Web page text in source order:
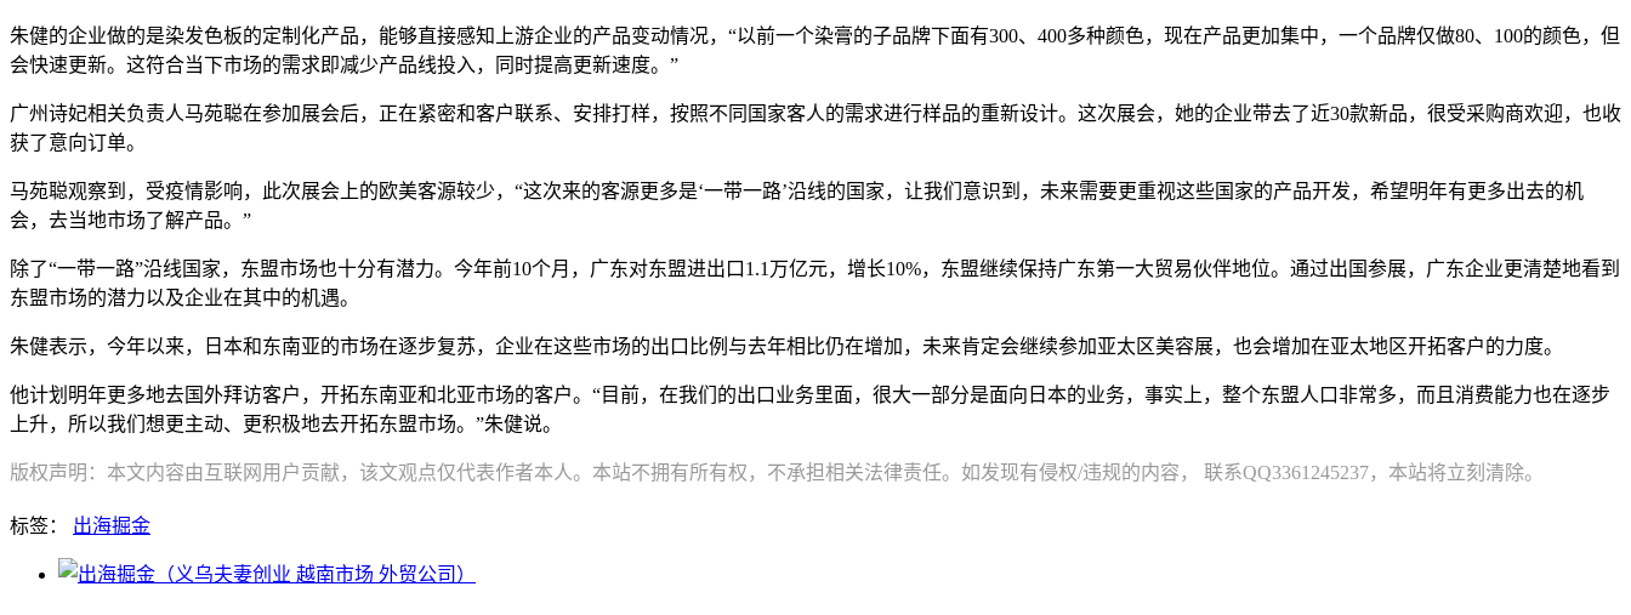
朱健的企业做的是染发色板的定制化产品，能够直接感知上游企业的产品变动情况，“以前一个染膏的子品牌下面有300、400多种颜色，现在产品更加集中，一个品牌仅做80、100的颜色，但
会快速更新。这符合当下市场的需求即减少产品线投入，同时提高更新速度。”
广州诗妃相关负责人马苑聪在参加展会后，正在紧密和客户联系、安排打样，按照不同国家客人的需求进行样品的重新设计。这次展会，她的企业带去了近30款新品，很受采购商欢迎，也收
获了意向订单。
马苑聪观察到，受疫情影响，此次展会上的欧美客源较少，“这次来的客源更多是‘一带一路’沿线的国家，让我们意识到，未来需要更重视这些国家的产品开发，希望明年有更多出去的机
会，去当地市场了解产品。”
除了“一带一路”沿线国家，东盟市场也十分有潜力。今年前10个月，广东对东盟进出口1.1万亿元，增长10%，东盟继续保持广东第一大贸易伙伴地位。通过出国参展，广东企业更清楚地看到
东盟市场的潜力以及企业在其中的机遇。
朱健表示，今年以来，日本和东南亚的市场在逐步复苏，企业在这些市场的出口比例与去年相比仍在增加，未来肯定会继续参加亚太区美容展，也会增加在亚太地区开拓客户的力度。
他计划明年更多地去国外拜访客户，开拓东南亚和北亚市场的客户。“目前，在我们的出口业务里面，很大一部分是面向日本的业务，事实上，整个东盟人口非常多，而且消费能力也在逐步
上升，所以我们想更主动、更积极地去开拓东盟市场。”朱健说。
版权声明：本文内容由互联网用户贡献，该文观点仅代表作者本人。本站不拥有所有权，不承担相关法律责任。如发现有侵权/违规的内容， 联系QQ3361245237，本站将立刻清除。
标签： 出海掘金